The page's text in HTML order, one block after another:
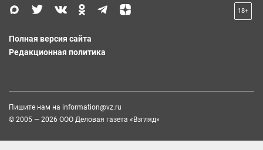
18+
Полная версия сайта
Редакционная политика
Пишите нам на information@vz.ru
© 2005 — 2026 ООО Деловая газета «Взгляд»